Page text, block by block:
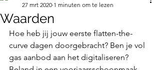
Waarden
27 mrt 2020 1 minuten om te lezen
Hoe heb jij jouw eerste flatten-the-
curve dagen doorgebracht? Ben je vol
gas aanbod aan het digitaliseren?